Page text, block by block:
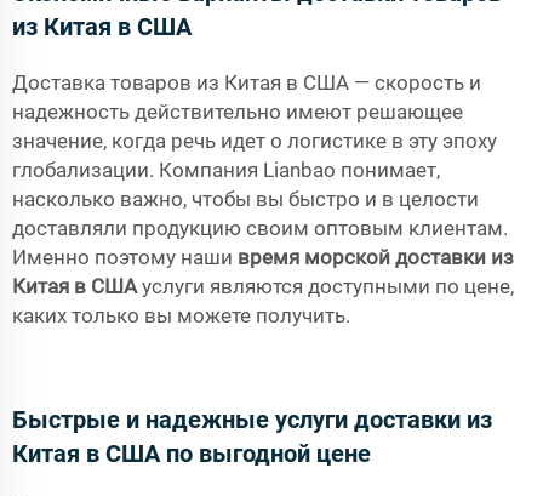
из Китая в США
Доставка товаров из Китая в США — скорость и
надежность действительно имеют решающее
значение, когда речь идет о логистике в эту эпоху
глобализации. Компания Lianbao понимает,
насколько важно, чтобы вы быстро и в целости
доставляли продукцию своим оптовым клиентам.
Именно поэтому наши время морской доставки из
Китая в СШАуслуги являются доступными по цене,
каких только вы можете получить.
Быстрые и надежные услуги доставки из
Китая в США по выгодной цене